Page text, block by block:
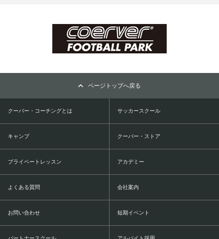
ページトップへ戻る
クーバー・コーチングとは サッカースクール
キャンプ クーバー・ストア
プライベートレッスン アカデミー
よくある質問 会社案内
お問い合わせ 短期イベント